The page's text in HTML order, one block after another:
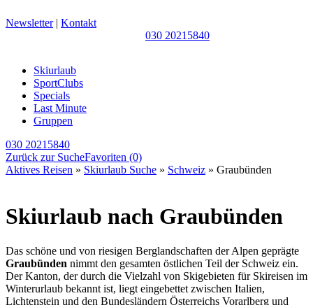
Newsletter| Kontakt
030 20215840
Skiurlaub
SportClubs
Specials
Last Minute
Gruppen
030 20215840
Zurück zur SucheFavoriten (0)
Aktives Reisen » Skiurlaub Suche » Schweiz » Graubünden
Skiurlaub nach Graubünden
Das schöne und von riesigen Berglandschaften der Alpen geprägte
Graubünden nimmt den gesamten östlichen Teil der Schweiz ein.
Der Kanton, der durch die Vielzahl von Skigebieten für Skireisen im
Winterurlaub bekannt ist, liegt eingebettet zwischen Italien,
Lichtenstein und den Bundesländern Österreichs Vorarlberg und